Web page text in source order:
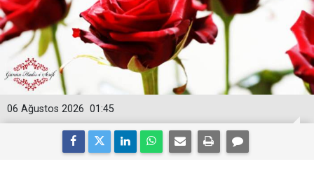
01:45
06 Ağustos 2026